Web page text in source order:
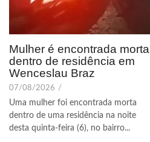
Mulher é encontrada morta
dentro de residência em
Wenceslau Braz
07/08/2026 /
Uma mulher foi encontrada morta
dentro de uma residência na noite
desta quinta-feira (6), no bairro...